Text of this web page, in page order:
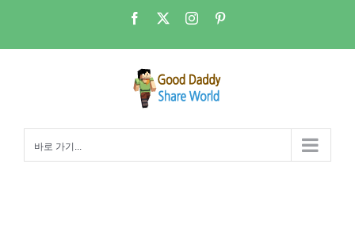
츠
Facebook Instagram
바로 가기...